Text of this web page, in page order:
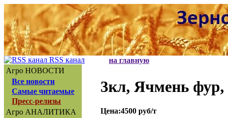
RSS канал
Агро НОВОСТИ
Все новости
Самые читаемые
Пресс-релизы
Агро АНАЛИТИКА
на главную
3кл, Ячмень
Цена:4500 руб/т